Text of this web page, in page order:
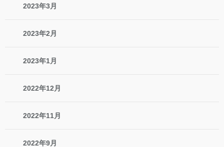
2023年3月
2023年2月
2023年1月
2022年12月
2022年11月
2022年9月